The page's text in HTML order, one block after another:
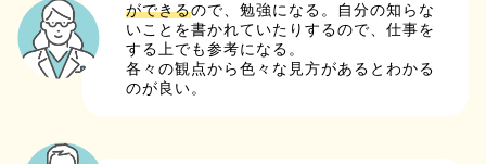
ができるので、勉強になる。自分の知らな
いことを書かれていたりするので、仕事を
する上でも参考になる。
各々の観点から色々な見方があるとわかる
のが良い。